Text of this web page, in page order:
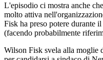
L'episodio ci mostra anche
molto attiva
Fisk ha preso potere durante
(facendo probabilmente
Wilson Fisk svela alla moglie